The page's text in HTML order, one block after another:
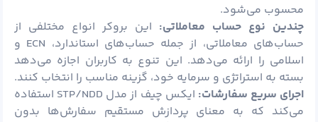
محسوب می‌شود.
چندین نوع حساب معاملاتی: این بروکر انواع مختلفی از
حساب‌های معاملاتی، از جمله حساب‌های استاندارد، ECN و
اسلامی را ارائه می‌دهد. این تنوع به کاربران اجازه می‌دهد
بسته به استراتژی و سرمایه خود، گزینه مناسب را انتخاب کنند.
اجرای سریع سفارشات:
ایکس چیف از مدل STP/NDD استفاده
می‌کند که به معنای پردازش مستقیم سفارش‌ها بدون